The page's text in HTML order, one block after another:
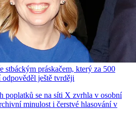
stbáckým práskačem, který za 500
ještě tvrději
poplatků se na síti X zvrhla v osobní
minulost i čerstvé hlasování v